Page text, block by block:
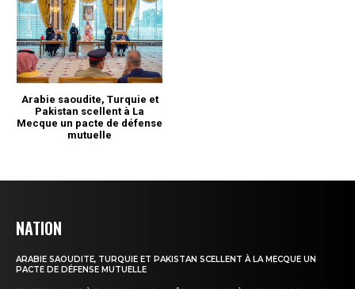
NATION
ARABIE SAOUDITE, TURQUIE ET PAKISTAN SCELLENT À LA MECQUE UN
PACTE DE DÉFENSE MUTUELLE